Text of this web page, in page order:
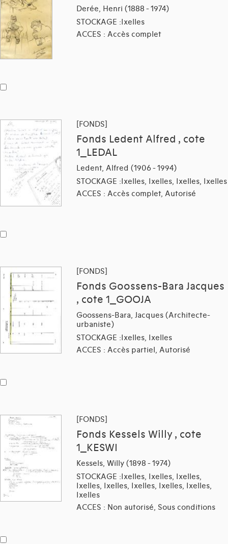
Derée, Henri (1888 - 1974)
STOCKAGE :Ixelles
ACCES : Accès complet
[FONDS]
Fonds Ledent Alfred , cote
1_LEDAL
Ledent, Alfred (1906 - 1994)
STOCKAGE :Ixelles, Ixelles, Ixelles, Ixelles
ACCES : Accès complet, Autorisé
[FONDS]
Fonds Goossens-Bara Jacques
, cote 1_GOOJA
Goossens-Bara, Jacques (Architecte-
urbaniste)
STOCKAGE :Ixelles, Ixelles
ACCES : Accès partiel, Autorisé
[FONDS]
Fonds Kessels Willy , cote
1_KESWI
Kessels, Willy (1898 - 1974)
STOCKAGE :Ixelles, Ixelles, Ixelles,
Ixelles, Ixelles, Ixelles, Ixelles, Ixelles,
Ixelles
ACCES : Non autorisé, Sous conditions